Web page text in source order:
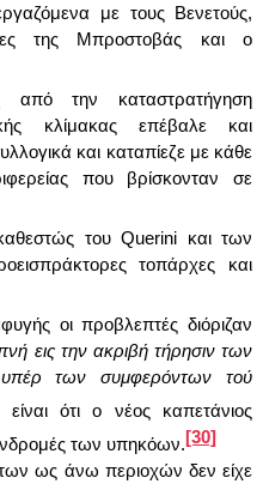
με τους Βενετούς,
της Μπροστοβάς και ο
την καταστρατήγηση
κλίμακας επέβαλε και
και καταπίεζε με κάθε
που βρίσκονταν σε
τουQuerini και των
τοπάρχες και
οι προβλεπτές διόριζαν
εις την ακριβή τήρησιν των
των συμφερόντων τού
ότι ο νέος καπετάνιος
των υπηκόων.[30]
ως άνω περιοχών δεν είχε